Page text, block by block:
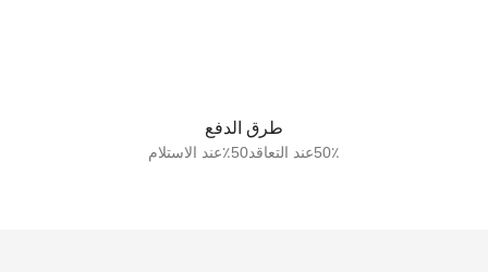
طرق الدفع
50٪عند التعاقد50٪عند الاستلام